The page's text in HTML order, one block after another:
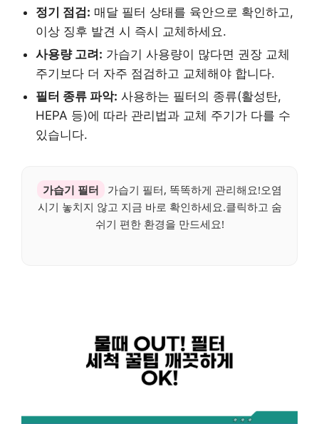
정기 점검: 매달 필터 상태를 육안으로 확인하고,
이상 징후 발견 시 즉시 교체하세요.
사용량 고려: 가습기 사용량이 많다면 권장 교체
주기보다 더 자주 점검하고 교체해야 합니다.
필터 종류 파악: 사용하는 필터의 종류(활성탄,
HEPA 등)에 따라 관리법과 교체 주기가 다를 수
있습니다.
가습기 필터
가습기 필터, 똑똑하게 관리해요!오염
시기 놓치지 않고 지금 바로 확인하세요.클릭하고 숨
쉬기 편한 환경을 만드세요!